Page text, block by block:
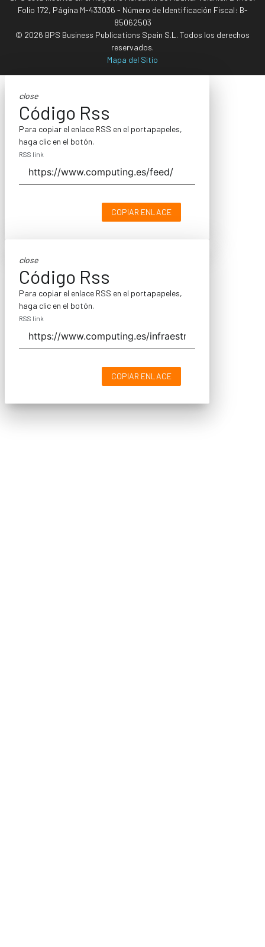
Folio 172, Página M-433036 - Número de Identificación Fiscal: B-
85062503
© 2026 BPS Business Publications Spain S.L. Todos los derechos
reservados.
Mapa del Sitio
close
Código Rss
Para copiar el enlace RSS en el portapapeles,
haga clic en el botón.
RSS link
COPIAR ENLACE
close
Código Rss
Para copiar el enlace RSS en el portapapeles,
haga clic en el botón.
RSS link
COPIAR ENLACE